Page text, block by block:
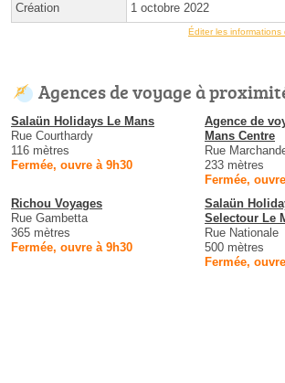
Création 1 octobre 2022
Éditer les
Agences de voyage à
Salaün Holidays Le Mans
Rue Courthardy
116 mètres
Fermée, ouvre à 9h30
Agence de
Mans Centre
Rue
233 mètres
Fermée,
Richou Voyages
Rue Gambetta
365 mètres
Fermée, ouvre à 9h30
Salaün
Selectour Le
Rue Nationale
500 mètres
Fermée,